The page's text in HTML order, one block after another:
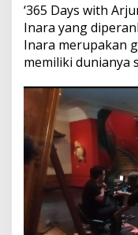
l
a
u
D
e
a
t
‘365 Days with
Inara yang
Inara merupakan
memiliki dunianya